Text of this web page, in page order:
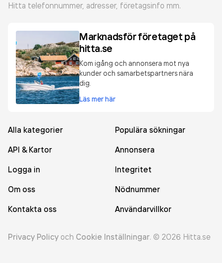
Hitta telefonnummer, adresser, företagsinfo mm.
Marknadsför företaget på
hitta.se
Kom igång och annonsera mot nya
kunder och samarbetspartners nära
dig.
Läs mer här
Alla kategorier
Populära sökningar
API & Kartor
Annonsera
Logga in
Integritet
Om oss
Nödnummer
Kontakta oss
Användarvillkor
Privacy Policy och Cookie Inställningar. © 2026 Hitta.se